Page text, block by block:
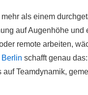
als einem
auf Augenhöhe und
remote arbeiten,
Berlin schafft genau
Teamdynamik,